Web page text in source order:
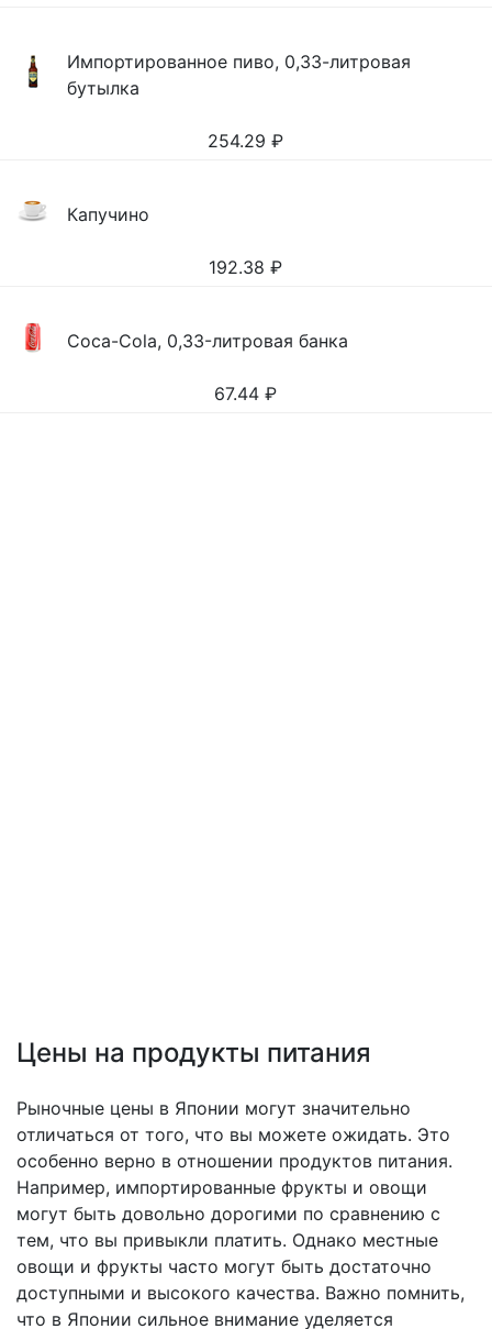
Импортированное пиво, 0,33-литровая
бутылка
254.29 ₽
Капучино
192.38 ₽
Coca-Cola, 0,33-литровая банка
67.44 ₽
Цены на продукты питания
Рыночные цены в Японии могут значительно
отличаться от того, что вы можете ожидать. Это
особенно верно в отношении продуктов питания.
Например, импортированные фрукты и овощи
могут быть довольно дорогими по сравнению с
тем, что вы привыкли платить. Однако местные
овощи и фрукты часто могут быть достаточно
доступными и высокого качества. Важно помнить,
что в Японии сильное внимание уделяется